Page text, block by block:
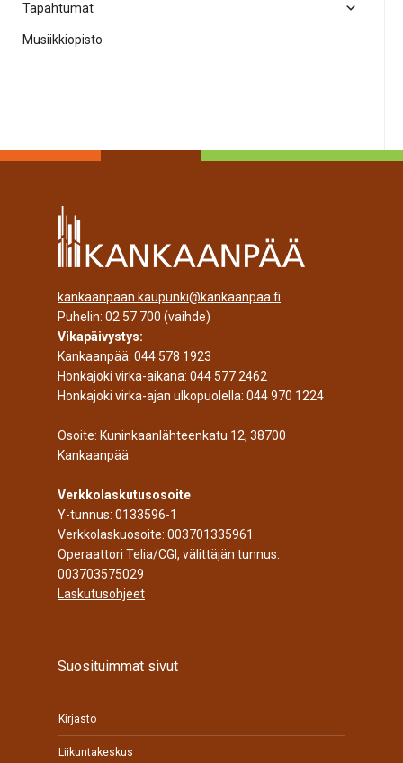
Tapahtumat
Musiikkiopisto
kankaanpaan.kaupunki@kankaanpaa.fi
Puhelin: 02 57 700 (vaihde)
Vikapäivystys:
Kankaanpää: 044 578 1923
Honkajoki virka-aikana: 044 577 2462
Honkajoki virka-ajan ulkopuolella: 044 970 1224
Osoite: Kuninkaanlähteenkatu 12, 38700
Kankaanpää
Verkkolaskutusosoite
Y-tunnus: 0133596-1
Verkkolaskuosoite: 003701335961
Operaattori Telia/CGI, välittäjän tunnus:
003703575029
Laskutusohjeet
Suosituimmat sivut
Kirjasto
Liikuntakeskus